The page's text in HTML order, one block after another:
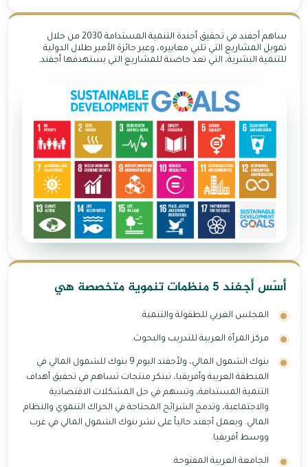
ساهم أجفند في تحقيق أجندة التنمية المستدامة 2030 من خلال
تمويل المشاريع التي تلبي معاييره، وعبر جائزة الأمير طلال الدولية
للتنمية البشرية، التي تعد حاضنة للمشاريع التي يستهدفها أجفند.
أسّس أجفند 5 منظمات تنموية متخصصة هي
المجلس العربي للطفولة والتنمية.
مركز المرأة العربية للتدريب والبحوث.
بنوك الشمول المالي، ولأجفند اليوم 9 بنوك للشمول المالي في
المنطقة العربية وأفريقيا، تبتكر منتجات تساهم في تحقيق أهداف
التنمية المستدامة، وتسهم في حل المشكلات الاقتصادية
والاجتماعية، وتدمج الشرائح المحتاجة في الحراك التنموي والنظام
المالي. ويعمل أجفند حالياً على نشر بنوك الشمول المالي في غرب
ووسط أفريقيا.
الجامعة العربية المفتوحة.